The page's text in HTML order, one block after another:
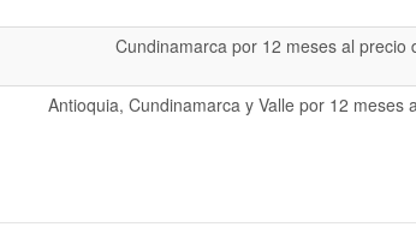
Cundinamarca por 12 meses al precio
Antioquia, Cundinamarca y Valle por 12 meses